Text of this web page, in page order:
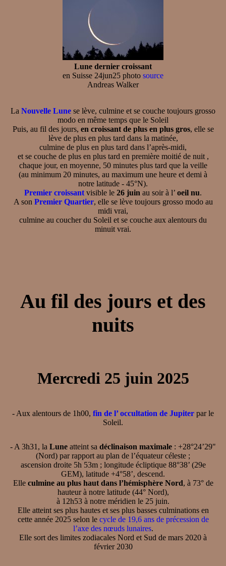
Lune dernier croissant
en Suisse 24jun25 photo source
Andreas Walker
La Nouvelle Lune se lève, culmine et se couche toujours grosso
modo en même temps que le Soleil
Puis, au fil des jours, en croissant de plus en plus gros, elle se
lève de plus en plus tard dans la matinée,
culmine de plus en plus tard dans l’après-midi,
et se couche de plus en plus tard en première moitié de nuit ,
chaque jour, en moyenne, 50 minutes plus tard que la veille
(au minimum 20 minutes, au maximum une heure et demi à
notre latitude - 45°N).
Premier croissant visible le 26 juin au soir à l’ oeil nu.
A son Premier Quartier, elle se lève toujours grosso modo au
midi vrai,
culmine au coucher du Soleil et se couche aux alentours du
minuit vrai.
Au fil des jours et des
nuits
Mercredi 25 juin 2025
- Aux alentours de 1h00, fin de l’ occultation de Jupiter par le
Soleil.
- A 3h31, la Lune atteint sa déclinaison maximale : +28°24’29"
(Nord) par rapport au plan de l’équateur céleste ;
ascension droite 5h 53m ; longitude écliptique 88°38’ (29e
GEM), latitude +4°58’, descend.
Elle culmine au plus haut dans l’hémisphère Nord, à 73° de
hauteur à notre latitude (44° Nord),
à 12h53 à notre méridien le 25 juin.
Elle atteint ses plus hautes et ses plus basses culminations en
cette année 2025 selon le cycle de 19,6 ans de précession de
l’axe des nœuds lunaires.
Elle sort des limites zodiacales Nord et Sud de mars 2020 à
février 2030